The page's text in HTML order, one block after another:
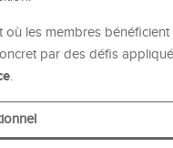
où les membres
par des défis
.